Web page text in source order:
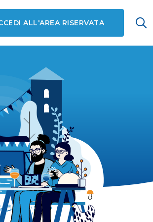
ALL'AREA RISERVATA